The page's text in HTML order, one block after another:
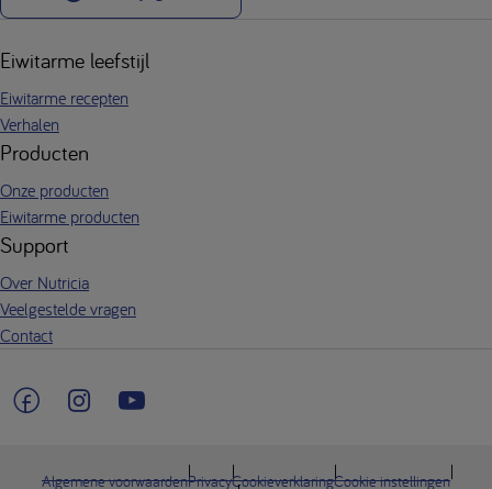
Eiwitarme leefstijl
Eiwitarme recepten
Verhalen
Producten
Onze producten
Eiwitarme producten
Support
Over Nutricia
Veelgestelde vragen
Contact
Algemene voorwaardenPrivacyCookieverklaringCookie instellingen